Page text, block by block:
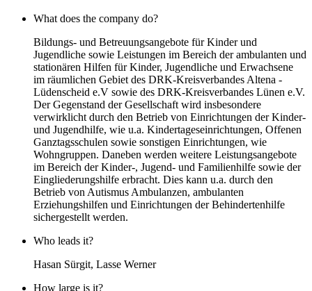
What does the company do?
Bildungs- und Betreuungsangebote für Kinder und
Jugendliche sowie Leistungen im Bereich der ambulanten und
stationären Hilfen für Kinder, Jugendliche und Erwachsene
im räumlichen Gebiet des DRK-Kreisverbandes Altena -
Lüdenscheid e.V sowie des DRK-Kreisverbandes Lünen e.V.
Der Gegenstand der Gesellschaft wird insbesondere
verwirklicht durch den Betrieb von Einrichtungen der Kinder-
und Jugendhilfe, wie u.a. Kindertageseinrichtungen, Offenen
Ganztagsschulen sowie sonstigen Einrichtungen, wie
Wohngruppen. Daneben werden weitere Leistungsangebote
im Bereich der Kinder-, Jugend- und Familienhilfe sowie der
Eingliederungshilfe erbracht. Dies kann u.a. durch den
Betrieb von Autismus Ambulanzen, ambulanten
Erziehungshilfen und Einrichtungen der Behindertenhilfe
sichergestellt werden.
Who leads it?
Hasan Sürgit, Lasse Werner
How large is it?